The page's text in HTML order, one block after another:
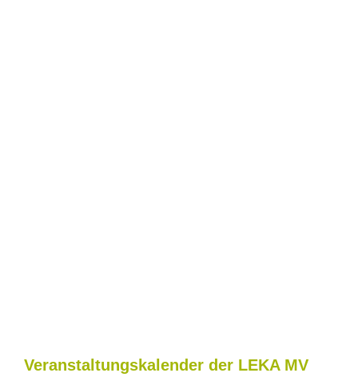
Veranstaltungskalender der LEKA MV